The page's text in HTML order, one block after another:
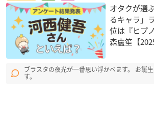
オタクが選
るキャラ」
位は『ヒプ
森盧笙【
ブラスタの夜光が一番思い浮かべます。 お誕
す。